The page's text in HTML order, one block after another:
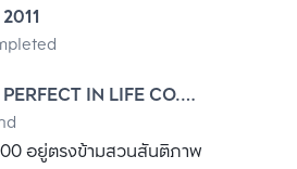
2011
PERFECT IN LIFE CO.,
LTD.
อยู่ตรงข้ามสวนสันติภาพ